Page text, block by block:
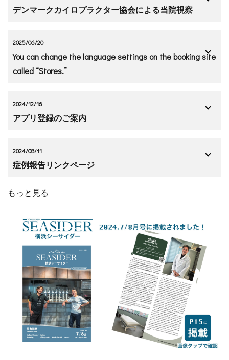
デンマークカイロプラクター協会による当院視察
2025/06/20
You can change the language settings on the booking site
called “Stores.”
2024/12/16
アプリ登録のご案内
2024/08/11
症例報告リンクページ
もっと見る